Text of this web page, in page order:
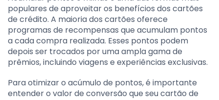
populares de aproveitar os benefícios dos cartões
de crédito. A maioria dos cartões oferece
programas de recompensas que acumulam pontos
a cada compra realizada. Esses pontos podem
depois ser trocados por uma ampla gama de
prêmios, incluindo viagens e experiências exclusivas.
Para otimizar o acúmulo de pontos, é importante
entender o valor de conversão que seu cartão de